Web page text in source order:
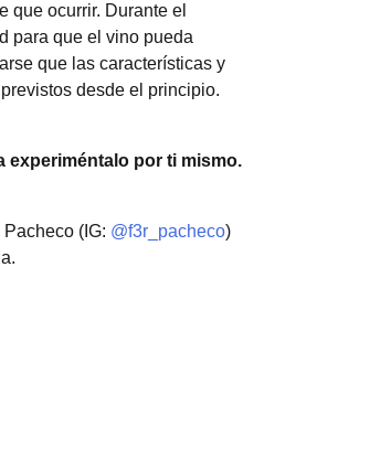
que ocurrir. Durante el
para que el vino pueda
que las características y
desde el principio.
experiméntalo por ti mismo.
(IG: @f3r_pacheco)